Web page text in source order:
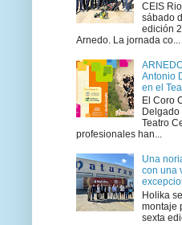
CEIS
sábado
edición
Arnedo. La jornada co...
Antonio
en el
El Coro
Delgado
Teatro
profesionales han...
Una
con una
Holika
montaje
sexta